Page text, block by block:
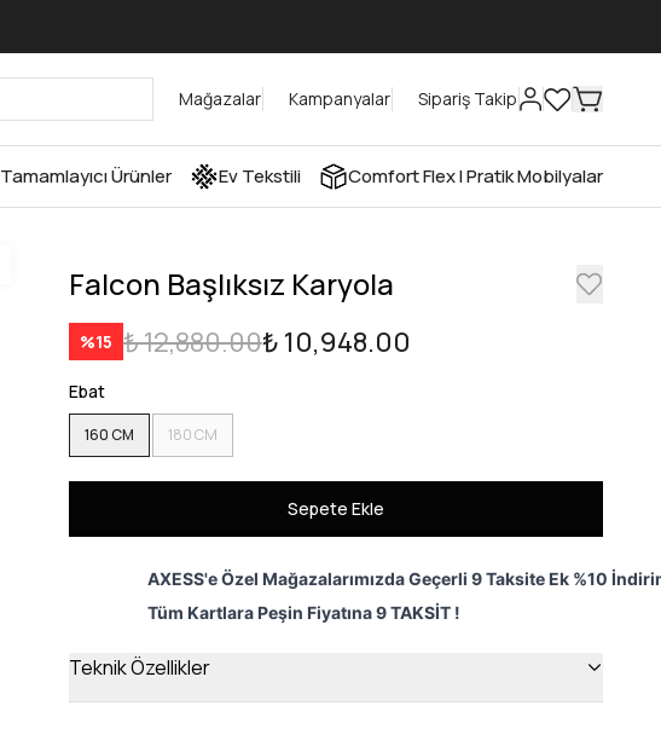
Mağazalar Kampanyalar Sipariş Takip
Tamamlayıcı Ürünler Ev Tekstili Comfort Flex I Pratik Mobilyalar
Falcon Başlıksız Karyola
%15 ₺ 12,880.00₺ 10,948.00
Ebat
160 CM 180 CM
Sepete Ekle
AXESS'e Özel Mağazalarımızda Geçerli 9 Taksite Ek %10
Tüm Kartlara Peşin Fiyatına 9 TAKSİT !
Teknik Özellikler